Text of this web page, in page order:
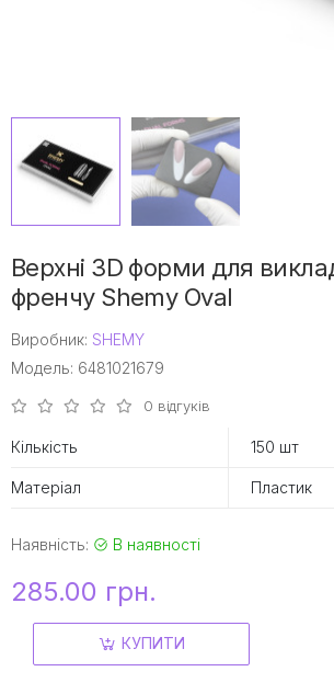
Верхні 3D форми для
френчу Shemy Oval
Виробник: SHEMY
Модель: 6481021679
0 відгуків
Кількість 150 шт
Матеріал Пластик
Наявність: В наявності
285.00 грн.
КУПИТИ